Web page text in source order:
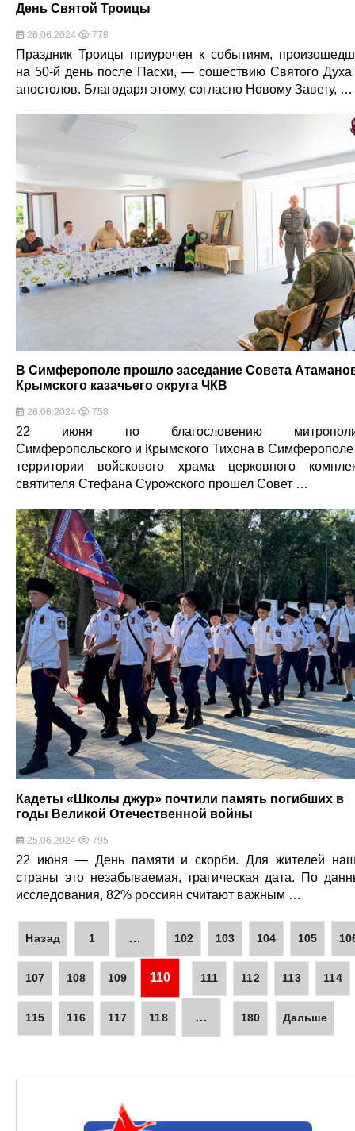
День Святой Троицы
26.06.2024 778
Праздник Троицы приурочен к событиям,
на 50-й день после Пасхи, — сошествию Святого Духа
апостолов. Благодаря этому, согласно Новому Завету, …
В Симферополе прошло заседание Совета
Крымского казачьего округа ЧКВ
26.06.2024 758
22 июня по благословению
Симферопольского и Крымского Тихона в
территории войскового храма церковного
святителя Стефана Сурожского прошел Совет …
Кадеты «Школы джур» почтили память погибших в
годы Великой Отечественной войны
25.06.2024 795
22 июня — День памяти и скорби. Для жителей
страны это незабываемая, трагическая дата. По
исследования, 82% россиян считают важным …
Назад 1 … 102 103 104 105
107 108 109 110 111 112 113 114
115 116 117 118 … 180 Дальше